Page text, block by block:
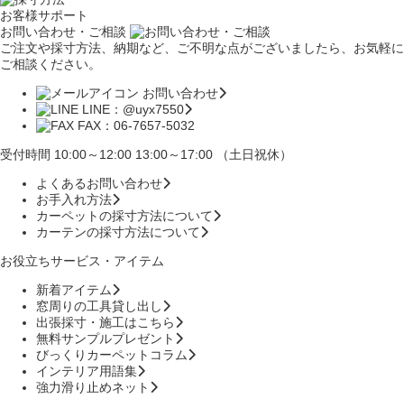
お客様サポート
お問い合わせ・ご相談
ご注文や採寸方法、納期など、ご不明な点がございましたら、お気軽に
ご相談ください。
お問い合わせ
LINE：@uyx7550
FAX：06-7657-5032
受付時間 10:00～12:00 13:00～17:00 （土日祝休）
よくあるお問い合わせ
お手入れ方法
カーペットの採寸方法について
カーテンの採寸方法について
お役立ちサービス・アイテム
新着アイテム
窓周りの工具貸し出し
出張採寸・施工はこちら
無料サンプルプレゼント
びっくりカーペットコラム
インテリア用語集
強力滑り止めネット